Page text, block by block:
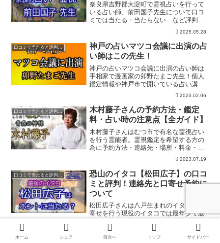
奈良県吉野郡大淀町で霊視占いを行って
いる占い師、前田国子先生について口コ
ミでは当たる・当たらない…など評判は
賛否両論です。予約方法やアクセス、駐
車場、鑑定料金、などについてご紹介し
ていきます。前田国子先生の霊視鑑定は
完全予約制なので必ず予約してください
ね。
2025.05.28
口コミで当たると評判の占い師
神戸の占いマツコ会議に出演の占
い師はこの先生！
神戸の占いマツコ会議に出演の占い師は
手相家で漫画家の卯野たまご先生！個人
鑑定情報や神戸市で開いている占い講座
「手相部」について、また執筆活動など
2023.02.06
木村藤子さんの予約方法・鑑定
料・占い時の注意点【全ガイド】
木村藤子さんはむつ市で有名な霊視占い
を行う霊能者。霊視鑑定を希望する方の
為に予約方法・連絡先・場所・料金・鑑
定の流れ注意点、金スマ・オーラの泉の
ご紹介しています。下北半島の恐山はイ
タコや霊媒師で知られている場所です。
2023.07.19
恐山のイタコ【松田広子】の口コ
ミと評判！連絡先と口寄せ予約に
ついて
松田広子さんは八戸生まれのイタコ。口
寄せを行う現役のイタコでは最年少で最
無料アプリなども出ています。現在は八
戸市の自宅で鑑定もおこなっていて連絡
ホーム シェア 目次へ トップ サイドバー